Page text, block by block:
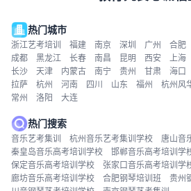
热门城市
浙江艺考培训 福建 南京 深圳 广州 合肥
成都
黑龙江 长春 南昌 昆明 西安 上海
长沙
天津 内蒙古 南宁 贵州 甘肃 海口
拉萨
杭州 河南 四川 山东 福州 杭州风
常州
洛阳 大连
热门搜索
音乐艺考集训 杭州音乐艺考集训学校
唐山音
秦皇岛音乐高考培训学校
邯郸音乐高考培训学
保定音乐高考培训学校
张家口音乐高考培训学
廊坊音乐高考培训学校
合肥钢琴培训班
贵州